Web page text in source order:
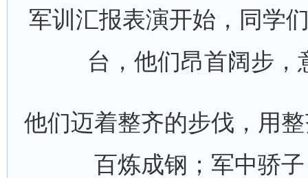
军训汇报表演开始，同学
台，他们昂首阔步
他们迈着整齐的步伐，用
百炼成钢；军中骄